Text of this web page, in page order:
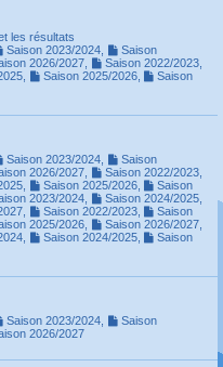
les résultats
Saison 2023/2024,
Saison
2026/2027, Saison 2022/2023,
, Saison 2025/2026,
Saison
Saison 2023/2024,
Saison
2026/2027, Saison 2022/2023,
, Saison 2025/2026,
Saison
2023/2024, Saison 2024/2025,
, Saison 2022/2023,
Saison
2025/2026, Saison 2026/2027,
, Saison 2024/2025,
Saison
Saison 2023/2024,
Saison
2026/2027